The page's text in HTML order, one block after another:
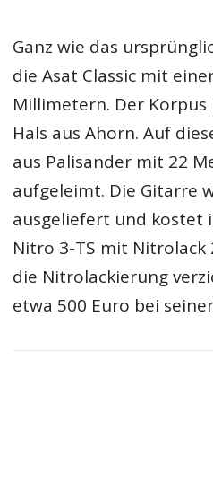
Ganz wie das
die Asat Classic mit
Millimetern. Der
Hals aus Ahorn. Auf
aus Palisander mit 22
aufgeleimt. Die Gitarre
ausgeliefert und kostet
Nitro 3-TS mit Nitrolack
die Nitrolackierung
etwa 500 Euro bei